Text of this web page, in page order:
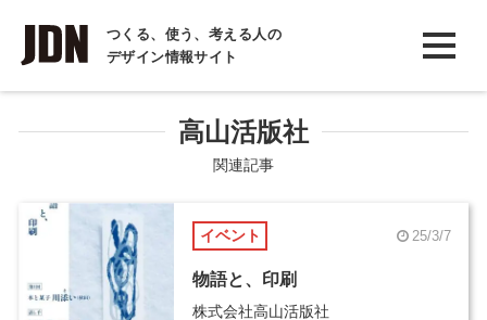
つくる、使う、考える人の
デザイン情報サイト
INTERVIEW
インタビュー
COLUMN
コラム
高山活版社
関連記事
イベント 25/3/7
物語と、印刷
株式会社高山活版社